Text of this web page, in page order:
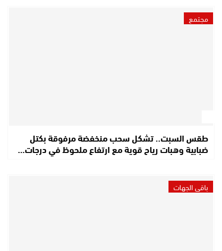
مجتمع
طقس السبت.. تشكل سحب منخفضة مرفوقة بكتل
ضبابية وهبات رياح قوية مع ارتفاع ملحوظ في درجات…
باقي الجهات